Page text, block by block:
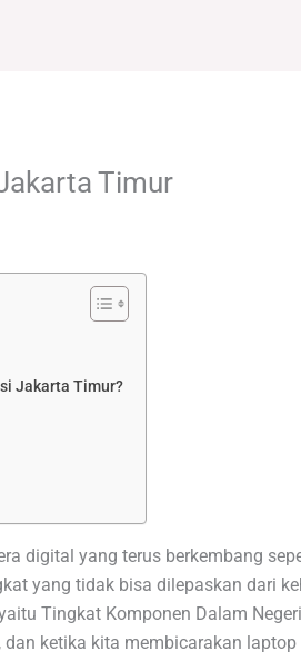
Timur
Jakarta Timur?
digital yang terus berkembang
yang tidak bisa dilepaskan dari
Tingkat Komponen Dalam
ketika kita membicarakan